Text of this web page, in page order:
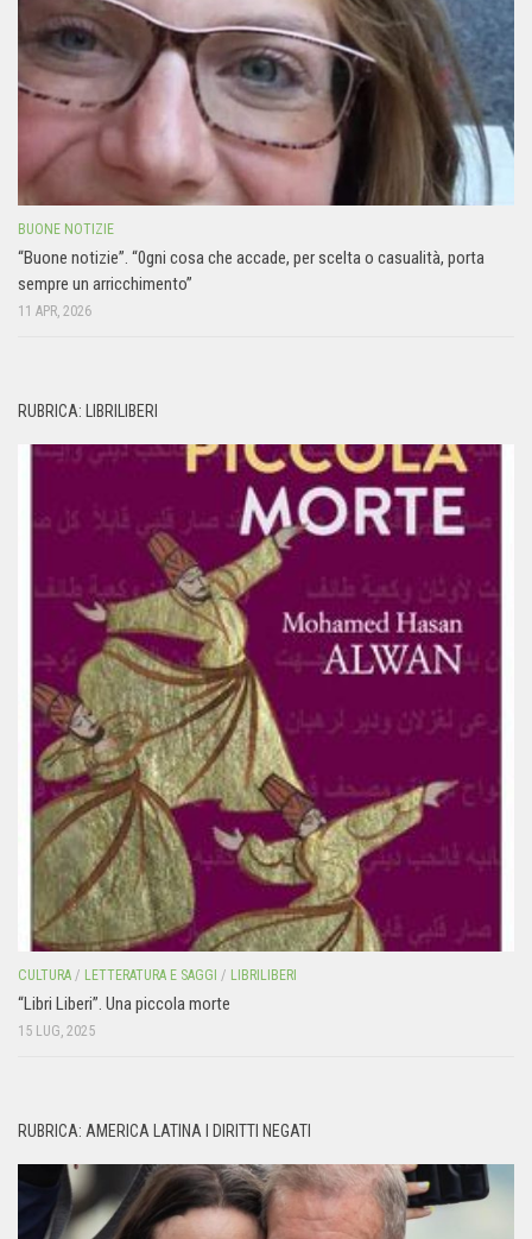
BUONE NOTIZIE
“Buone notizie”. “0gni cosa che accade, per scelta o casualità, porta
sempre un arricchimento”
11 APR, 2026
RUBRICA: LIBRILIBERI
CULTURA / LETTERATURA E SAGGI / LIBRILIBERI
“Libri Liberi”. Una piccola morte
15 LUG, 2025
RUBRICA: AMERICA LATINA I DIRITTI NEGATI